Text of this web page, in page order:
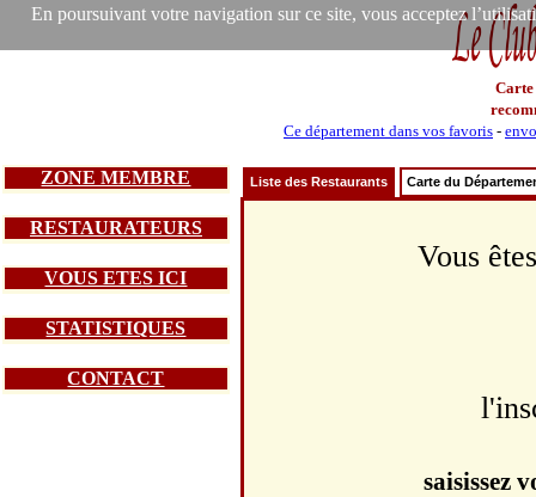
En poursuivant votre navigation sur ce site, vous acceptez
Carte
Ce département dans vos favoris -
ZONE MEMBRE
RESTAURATEURS
VOUS ETES ICI
STATISTIQUES
CONTACT
Liste des Restaurants Carte du
Vous
saisissez